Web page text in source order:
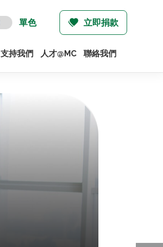
單色 立即捐款
支持我們 人才@MC 聯絡我們